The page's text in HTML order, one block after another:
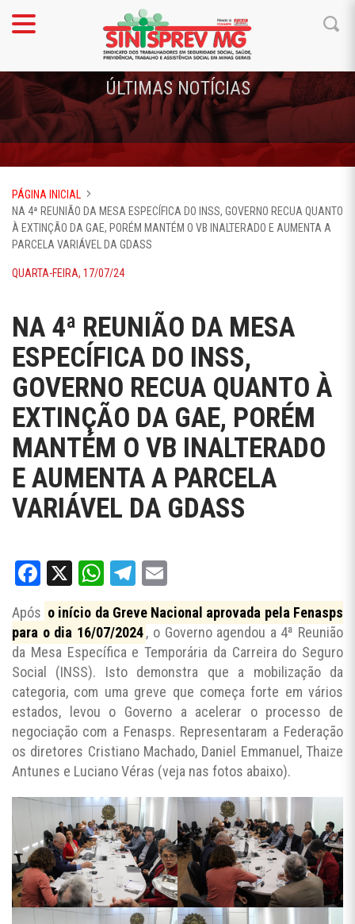
ÚLTIMAS NOTÍCIAS
PÁGINA INICIAL
NA 4ª REUNIÃO DA MESA ESPECÍFICA DO INSS, GOVERNO RECUA QUANTO
À EXTINÇÃO DA GAE, PORÉM MANTÉM O VB INALTERADO E AUMENTA A
PARCELA VARIÁVEL DA GDASS
QUARTA-FEIRA, 17/07/24
NA 4ª REUNIÃO DA MESA
ESPECÍFICA DO INSS,
GOVERNO RECUA QUANTO À
EXTINÇÃO DA GAE, PORÉM
MANTÉM O VB INALTERADO
E AUMENTA A PARCELA
VARIÁVEL DA GDASS
Facebook
X WhatsApp
Telegram
Após o início da Greve Nacional aprovada pela Fenasps
para o dia 16/07/2024, o Governo agendou a 4ª Reunião
da Mesa Específica e Temporária da Carreira do Seguro
Social (INSS). Isto demonstra que a mobilização da
categoria, com uma greve que começa forte em vários
estados, levou o Governo a acelerar o processo de
negociação com a Fenasps. Representaram a Federação
os diretores Cristiano Machado, Daniel Emmanuel, Thaize
Antunes e Luciano Véras (veja nas fotos abaixo).